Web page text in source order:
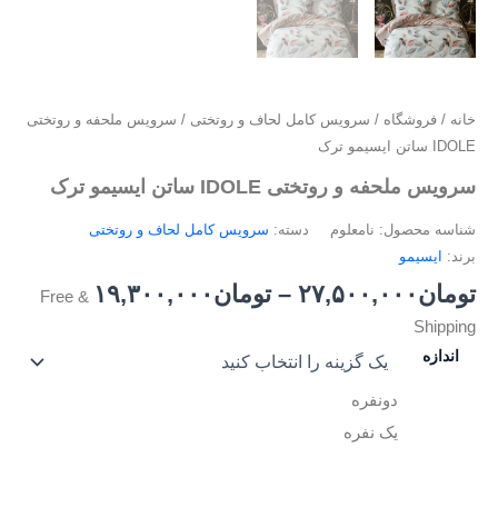
خانه / فروشگاه / سرویس کامل لحاف و روتختی / سرویس ملحفه و روتختی
IDOLE ساتن ایسیمو ترک
سرویس ملحفه و روتختی IDOLE ساتن ایسیمو ترک
شناسه محصول: نامعلوم دسته: سرویس کامل لحاف و روتختی
برند: ایسیمو
تومان ۲۷,۵۰۰,۰۰۰ – تومان ۱۹,۳۰۰,۰۰۰
& Free
Shipping
اندازه
دونفره
یک نفره